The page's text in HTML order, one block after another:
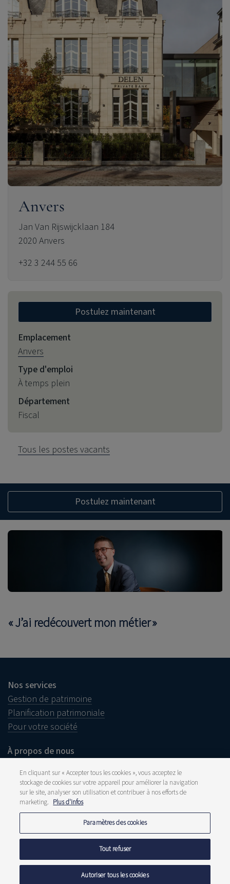
Anvers
Jan Van Rijswijcklaan 184
2020 Anvers
+32 3 244 55 66
Postulez maintenant
Emplacement
Anvers
Type d'emploi
À temps plein
Département
Fiscal
Tous les postes vacants
Postulez maintenant
« J’ai redécouvert mon métier »
Nos services
Gestion de patrimoine
Planification patrimoniale
Pour votre société
À propos de nous
Approche durable
Offres d’emploi
Plainte
En cliquant sur « Accepter tous les cookies », vous acceptez le
stockage de cookies sur votre appareil pour améliorer la navigation
sur le site, analyser son utilisation et contribuer à nos efforts de
marketing. Plus d'infos
Paramètres des cookies
Tout refuser
Autoriser tous les cookies